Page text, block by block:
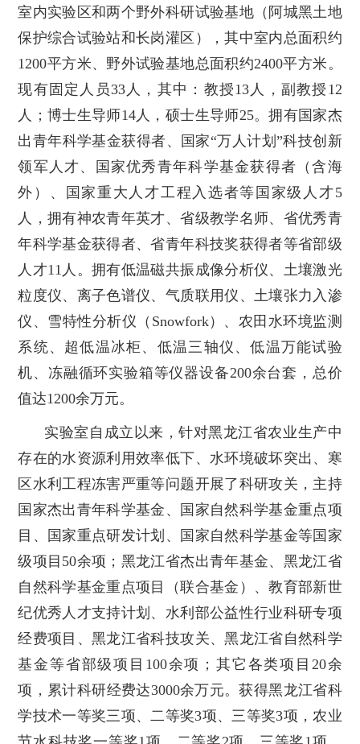
室内实验区和两个野外科研试验基地（阿城黑土地
保护综合试验站和长岗灌区），其中室内总面积约
1200平方米、野外试验基地总面积约2400平方米。
现有固定人员33人，其中：教授13人，副教授12
人；博士生导师14人，硕士生导师25。拥有国家杰
出青年科学基金获得者、国家“万人计划”科技创新
领军人才、国家优秀青年科学基金获得者（含海
外）、国家重大人才工程入选者等国家级人才5
人，拥有神农青年英才、省级教学名师、省优秀青
年科学基金获得者、省青年科技奖获得者等省部级
人才11人。拥有低温磁共振成像分析仪、土壤激光
粒度仪、离子色谱仪、气质联用仪、土壤张力入渗
仪、雪特性分析仪（Snowfork）、农田水环境监测
系统、超低温冰柜、低温三轴仪、低温万能试验
机、冻融循环实验箱等仪器设备200余台套，总价
值达1200余万元。
实验室自成立以来，针对黑龙江省农业生产中
存在的水资源利用效率低下、水环境破坏突出、寒
区水利工程冻害严重等问题开展了科研攻关，主持
国家杰出青年科学基金、国家自然科学基金重点项
目、国家重点研发计划、国家自然科学基金等国家
级项目50余项；黑龙江省杰出青年基金、黑龙江省
自然科学基金重点项目（联合基金）、教育部新世
纪优秀人才支持计划、水利部公益性行业科研专项
经费项目、黑龙江省科技攻关、黑龙江省自然科学
基金等省部级项目100余项；其它各类项目20余
项，累计科研经费达3000余万元。获得黑龙江省科
学技术一等奖三项、二等奖3项、三等奖3项，农业